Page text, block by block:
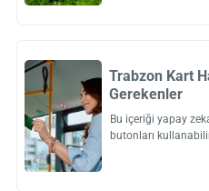
Trabzon Kart
Gerekenler
Bu içeriği yapay
butonları